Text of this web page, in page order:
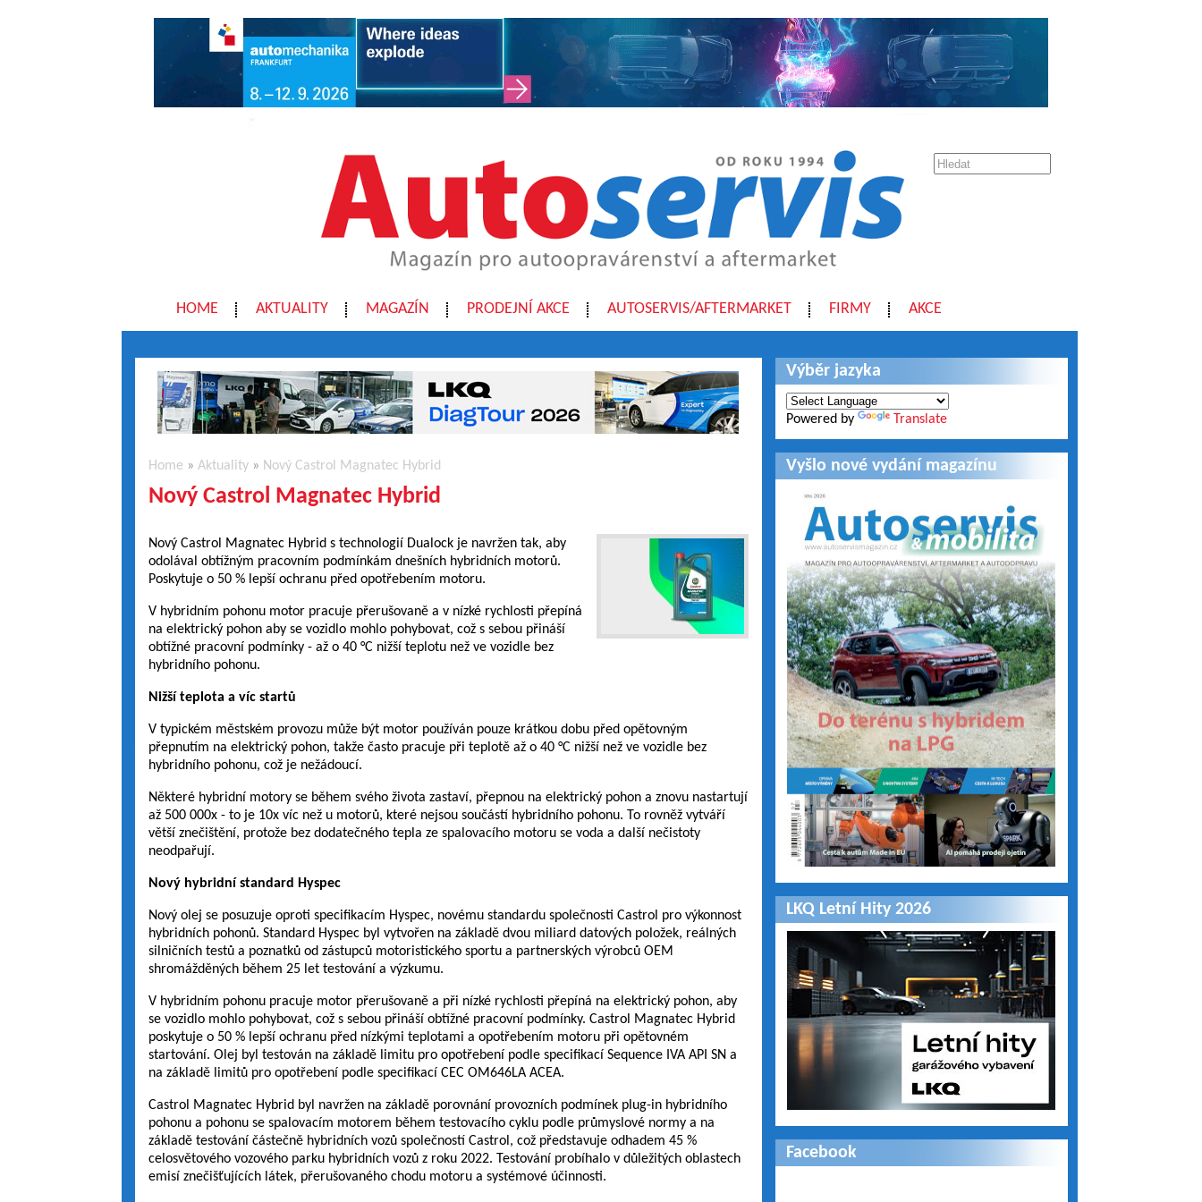
HOME AKTUALITY MAGAZÍN PRODEJNÍ AKCE AUTOSERVIS/AFTERMARKET FIRMY AKCE
Home » Aktuality» Nový Castrol Magnatec Hybrid
Nový Castrol Magnatec Hybrid
Nový Castrol Magnatec Hybrid s technologií Dualock je navržen tak, aby
odolával obtížným pracovním podmínkám dnešních hybridních motorů.
Poskytuje o 50 % lepší ochranu před opotřebením motoru.
V hybridním pohonu motor pracuje přerušovaně a v nízké rychlosti přepíná
na elektrický pohon aby se vozidlo mohlo pohybovat, což s sebou přináší
obtížné pracovní podmínky - až o 40 °C nižší teplotu než ve vozidle bez
hybridního pohonu.
Nižší teplota a víc startů
V typickém městském provozu může být motor používán pouze krátkou dobu před opětovným
přepnutím na elektrický pohon, takže často pracuje při teplotě až o 40 °C nižší než ve vozidle bez
hybridního pohonu, což je nežádoucí.
Některé hybridní motory se během svého života zastaví, přepnou na elektrický pohon a znovu nastartují
až 500 000x - to je 10x víc než u motorů, které nejsou součástí hybridního pohonu. To rovněž vytváří
větší znečištění, protože bez dodatečného tepla ze spalovacího motoru se voda a další nečistoty
neodpařují.
Nový hybridní standard Hyspec
Nový olej se posuzuje oproti specifikacím Hyspec, novému standardu společnosti Castrol pro výkonnost
hybridních pohonů. Standard Hyspec byl vytvořen na základě dvou miliard datových položek, reálných
silničních testů a poznatků od zástupců motoristického sportu a partnerských výrobců OEM
shromážděných během 25 let testování a výzkumu.
V hybridním pohonu pracuje motor přerušovaně a při nízké rychlosti přepíná na elektrický pohon, aby
se vozidlo mohlo pohybovat, což s sebou přináší obtížné pracovní podmínky. Castrol Magnatec Hybrid
poskytuje o 50 % lepší ochranu před nízkými teplotami a opotřebením motoru při opětovném
startování. Olej byl testován na základě limitu pro opotřebení podle specifikací Sequence IVA API SN a
na základě limitů pro opotřebení podle specifikací CEC OM646LA ACEA.
Castrol Magnatec Hybrid byl navržen na základě porovnání provozních podmínek plug-in hybridního
pohonu a pohonu se spalovacím motorem během testovacího cyklu podle průmyslové normy a na
základě testování částečně hybridních vozů společností Castrol, což představuje odhadem 45 %
celosvětového vozového parku hybridních vozů z roku 2022. Testování probíhalo v důležitých oblastech
emisí znečišťujících látek, přerušovaného chodu motoru a systémové účinnosti.
Výběr jazyka
Powered by Translate
Vyšlo nové vydání magazínu
LKQ Letní Hity 2026
Facebook